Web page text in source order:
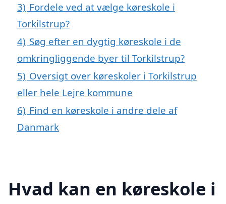
3) Fordele ved at vælge køreskole i
Torkilstrup?
4) Søg efter en dygtig køreskole i de
omkringliggende byer til Torkilstrup?
5) Oversigt over køreskoler i Torkilstrup
eller hele Lejre kommune
6) Find en køreskole i andre dele af
Danmark
Hvad kan en køreskole i